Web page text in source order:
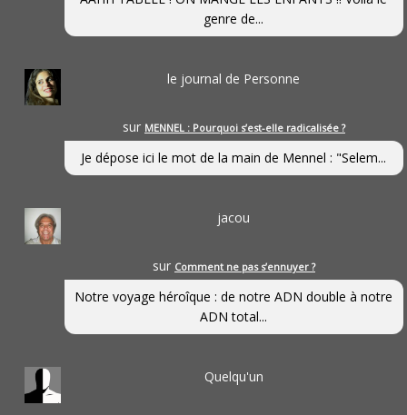
genre de...
le journal de Personne
sur MENNEL : Pourquoi s’est-elle radicalisée ?
Je dépose ici le mot de la main de Mennel : "Selem...
jacou
sur Comment ne pas s’ennuyer ?
Notre voyage héroîque : de notre ADN double à notre
ADN total...
Quelqu'un